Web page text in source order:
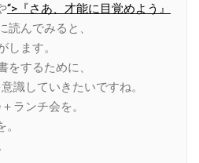
“>『さあ、才能に目覚めよう』
読んでみると、
します。
をするために、
識していきたいですね。
ランチ会を。
。